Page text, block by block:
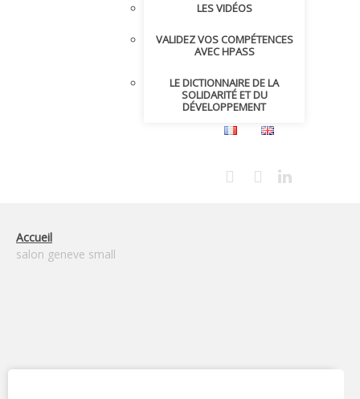
LES VIDÉOS
VALIDEZ VOS COMPÉTENCES
AVEC HPASS
LE DICTIONNAIRE DE LA
SOLIDARITÉ ET DU
DÉVELOPPEMENT
Accueil
salon geneve small